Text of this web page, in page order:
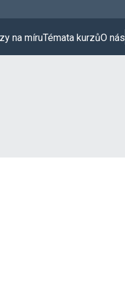
na míruTémata kurzůO nás